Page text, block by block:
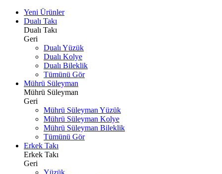
Yeni Ürünler
Dualı Takı
Dualı Takı
Geri
Dualı Yüzük
Dualı Kolye
Dualı Bileklik
Tümünü Gör
Mührü Süleyman
Mührü Süleyman
Geri
Mührü Süleyman Yüzük
Mührü Süleyman Kolye
Mührü Süleyman Bileklik
Tümünü Gör
Erkek Takı
Erkek Takı
Geri
Yüzük